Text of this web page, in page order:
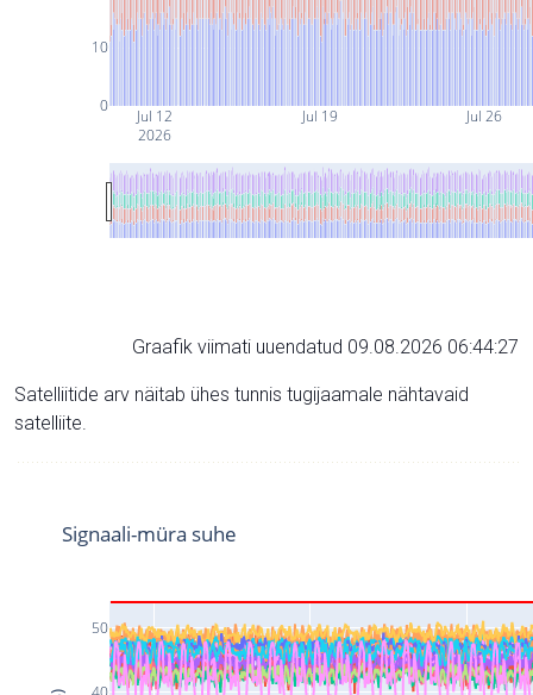
Jul 12
2026
Jul 19 Jul 26
0
10
Graafik viimati uuendatud 09.08.2026 06:44:27
Satelliitide arv näitab ühes tunnis tugijaamale nähtavaid
satelliite.
50
Signaali-müra suhe